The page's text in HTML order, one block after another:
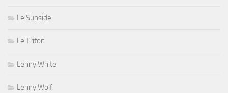
Le Sunside
Le Triton
Lenny White
Lenny Wolf